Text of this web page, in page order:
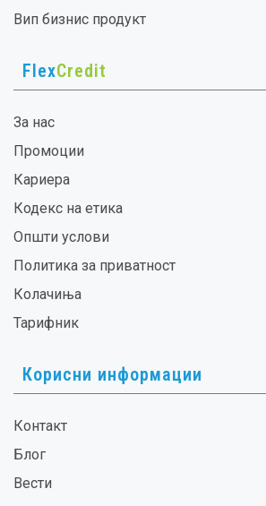
Вип бизнис продукт
FlexCredit
За нас
Промоции
Кариера
Кодекс на етика
Општи услови
Политика за приватност
Колачиња
Тарифник
Корисни информации
Контакт
Блог
Вести